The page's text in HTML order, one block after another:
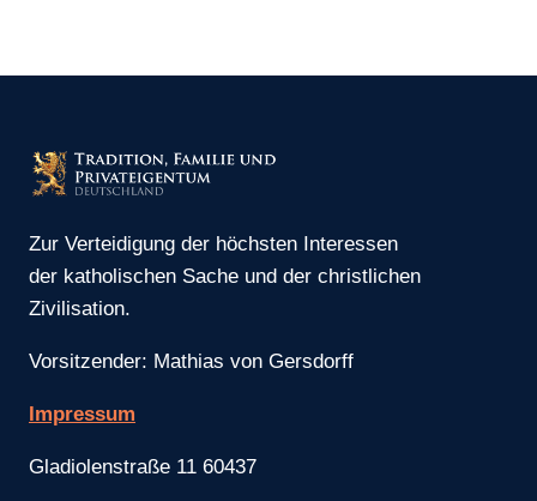
Zur Verteidigung der höchsten Interessen
der katholischen Sache und der christlichen
Zivilisation.
Vorsitzender: Mathias von Gersdorff
Impressum
Gladiolenstraße 11 60437